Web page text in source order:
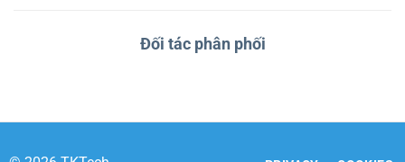
Đối tác phân phối